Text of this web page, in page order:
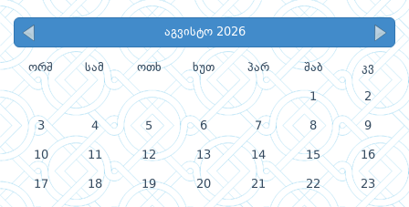
აგვისტო 2026
ორშ სამ ოთხ ხუთ პარ შაბ კვ
1 2
3 4 5 6 7 8 9
10 11 12 13 14 15 16
17 18 19 20 21 22 23